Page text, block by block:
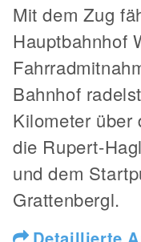
Mit dem Zug
Hauptbahnhof
Bahnhof
Kilometer über
die Rupert-
und dem
Grattenbergl.